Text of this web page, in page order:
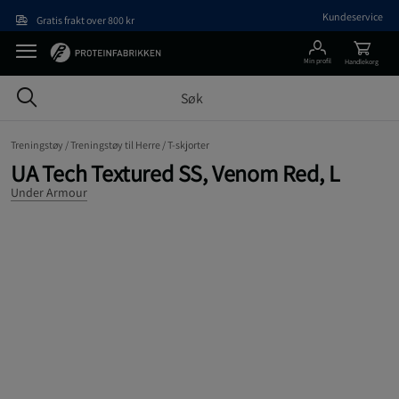
Gratis frakt over 800 kr Kundeservice
Min profil Handlekorg
Treningstøy /Treningstøy til Herre /T-skjorter
UA Tech Textured SS, Venom Red, L
Under Armour